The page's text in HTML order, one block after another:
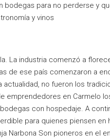
bodegas para no perderse y
y vinos
La industria comenzó a
de ese país comenzaron a
actualidad, no fueron los
emprendedores en Carmelo
con hospedaje. A
para quienes piensen en
Narbona Son pioneros en el